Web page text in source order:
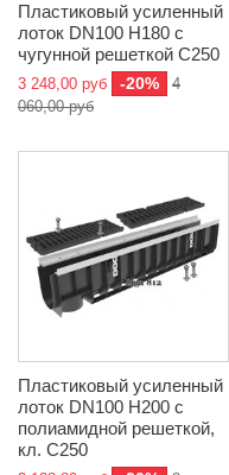
Пластиковый усиленный
лоток DN100 H180 с
чугунной решеткой C250
3 248,00 руб -20%
4
060,00 руб
Пластиковый усиленный
лоток DN100 H200 с
полиамидной решеткой,
кл. C250